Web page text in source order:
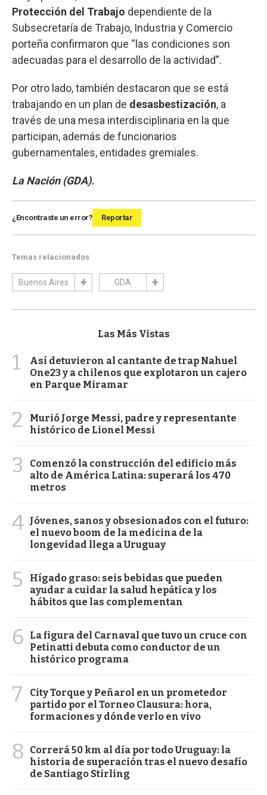
Protección del Trabajo dependiente de la
Subsecretaría de Trabajo, Industria y Comercio
porteña confirmaron que “las condiciones son
adecuadas para el desarrollo de la actividad”.
Por otro lado, también destacaron que se está
trabajando en un plan de desasbestización, a
través de una mesa interdisciplinaria en la que
participan, además de funcionarios
gubernamentales, entidades gremiales.
La Nación (GDA).
¿Encontraste un error? Reportar
Temas relacionados
Buenos Aires GDA
Las Más Vistas
1
Así detuvieron al cantante de trap Nahuel
One23 y a chilenos que explotaron un cajero
en Parque Miramar
2
Murió Jorge Messi, padre y representante
histórico de Lionel Messi
3
Comenzó la construcción del edificio más
alto de América Latina: superará los 470
metros
4 Jóvenes, sanos y obsesionados con el futuro:
el nuevo boom de la medicina de la
longevidad llega a Uruguay
5
Hígado graso: seis bebidas que pueden
ayudar a cuidar la salud hepática y los
hábitos que las complementan
6
La figura del Carnaval que tuvo un cruce con
Petinatti debuta como conductor de un
histórico programa
7
City Torque y Peñarol en un prometedor
partido por el Torneo Clausura: hora,
formaciones y dónde verlo en vivo
8
Correrá 50 km al día por todo Uruguay: la
historia de superación tras el nuevo desafío
de Santiago Stirling